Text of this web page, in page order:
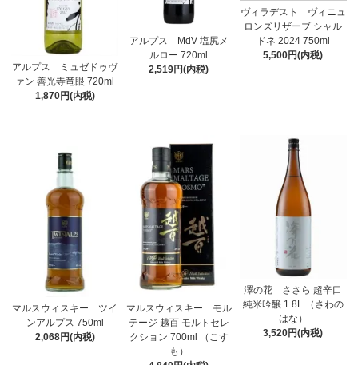
アルプス ミュゼドゥヴ
ァン 善光寺竜眼 720ml
1,870円(内税)
アルプス MdV 塩尻メ
ルロー 720ml
2,519円(内税)
ヴィラデスト ヴィニュ
ロンズリザーブ シャル
ドネ 2024 750ml
5,500円(内税)
マルスウィスキー ツイ
ンアルプス 750ml
2,068円(内税)
マルスウィスキー モル
テージ 越百 モルトセレ
クション 700ml （こす
も）
澤の花 ささら 超辛口
純米吟醸 1.8L （さわの
はな）
3,520円(内税)